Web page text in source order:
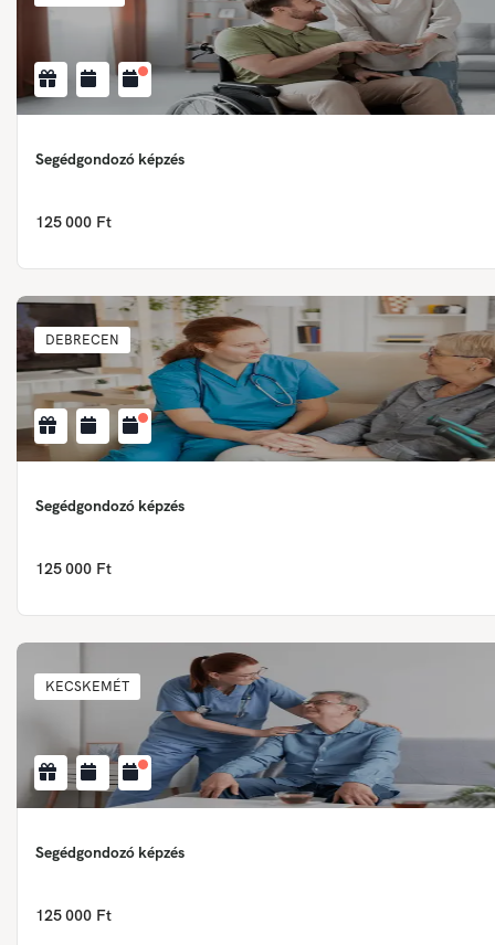
Segédgondozó képzés
125 000 Ft
DEBRECEN
Segédgondozó képzés
125 000 Ft
KECSKEMÉT
Segédgondozó képzés
125 000 Ft